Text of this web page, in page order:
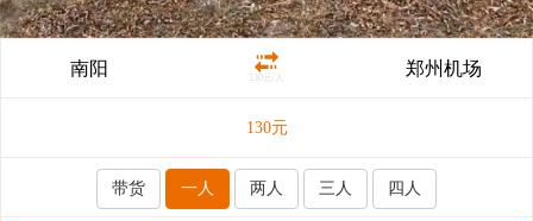
南阳 130元/人 郑州机场
130元
带货 一人 两人 三人 四人